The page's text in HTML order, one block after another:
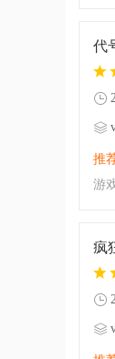
自
代
推
游
派
疯